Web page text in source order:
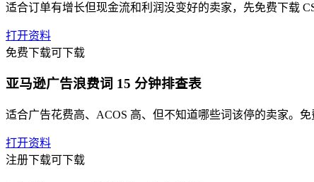
适合订单有增长但现金流和利润没变好的卖家，先免费下载
打开资料
免费下载可下载
亚马逊广告浪费词 15 分钟排查表
适合广告花费高、ACOS 高、但不知道哪些词该停的卖家。
打开资料
注册下载可下载